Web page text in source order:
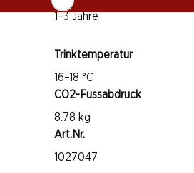
1–3 Jahre
Trinktemperatur
16–18 °C
CO2-Fussabdruck
8.78 kg
Art.Nr.
1027047